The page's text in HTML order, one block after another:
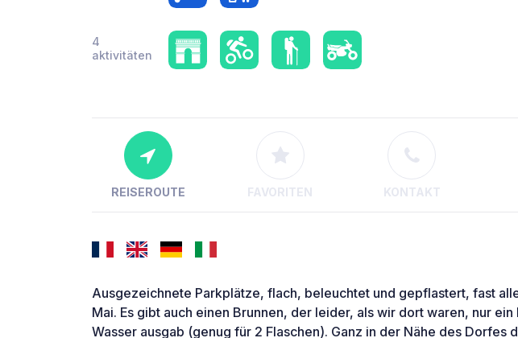
4
aktivitäten
REISEROUTE FAVORITEN KONTAKT
Ausgezeichnete Parkplätze, flach, beleuchtet und gepflastert, fast
Mai. Es gibt auch einen Brunnen, der leider, als wir dort waren, nur ein
Wasser ausgab (genug für 2 Flaschen). Ganz in der Nähe des Dorfes